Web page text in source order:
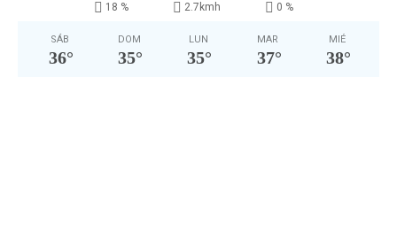
18 % 2.7kmh 0 %
SÁB
36°
DOM
35°
LUN
35°
MAR
37°
MIÉ
38°